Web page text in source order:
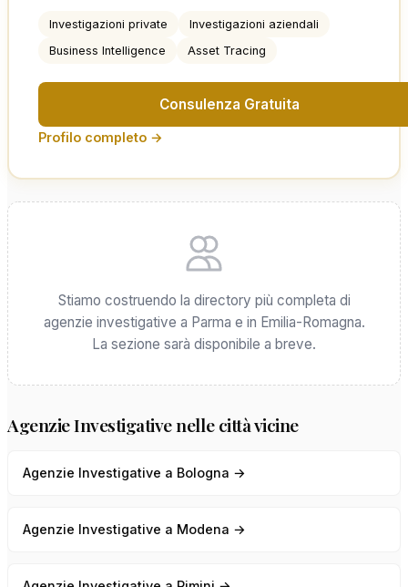
Investigazioni private
Investigazioni aziendali
Business Intelligence
Asset Tracing
Consulenza Gratuita
Profilo completo →
Stiamo costruendo la directory più completa di
agenzie investigative a Parma e in Emilia-Romagna.
La sezione sarà disponibile a breve.
Agenzie Investigative nelle città vicine
Agenzie Investigative a Bologna →
Agenzie Investigative a Modena →